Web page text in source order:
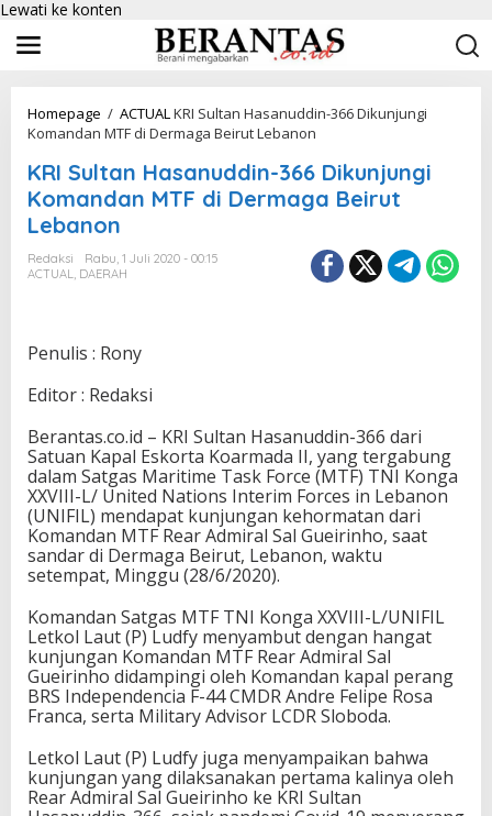
Lewati ke konten
Homepage / ACTUALKRI Sultan Hasanuddin-366 Dikunjungi
Komandan MTF di Dermaga Beirut Lebanon
KRI Sultan Hasanuddin-366 Dikunjungi
Komandan MTF di Dermaga Beirut
Lebanon
Redaksi
Rabu, 1 Juli 2020 - 00:15
ACTUAL, DAERAH
Penulis : Rony
Editor : Redaksi
Berantas.co.id – KRI Sultan Hasanuddin-366 dari
Satuan Kapal Eskorta Koarmada II, yang tergabung
dalam Satgas Maritime Task Force (MTF) TNI Konga
XXVIII-L/ United Nations Interim Forces in Lebanon
(UNIFIL) mendapat kunjungan kehormatan dari
Komandan MTF Rear Admiral Sal Gueirinho, saat
sandar di Dermaga Beirut, Lebanon, waktu
setempat, Minggu (28/6/2020).
Komandan Satgas MTF TNI Konga XXVIII-L/UNIFIL
Letkol Laut (P) Ludfy menyambut dengan hangat
kunjungan Komandan MTF Rear Admiral Sal
Gueirinho didampingi oleh Komandan kapal perang
BRS Independencia F-44 CMDR Andre Felipe Rosa
Franca, serta Military Advisor LCDR Sloboda.
Letkol Laut (P) Ludfy juga menyampaikan bahwa
kunjungan yang dilaksanakan pertama kalinya oleh
Rear Admiral Sal Gueirinho ke KRI Sultan